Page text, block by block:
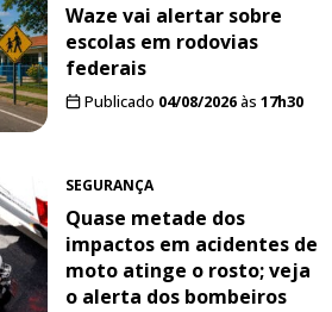
Waze vai alertar sobre
escolas em rodovias
federais
Publicado 04/08/2026às 17h30
SEGURANÇA
Quase metade dos
impactos em acidentes de
moto atinge o rosto; veja
o alerta dos bombeiros